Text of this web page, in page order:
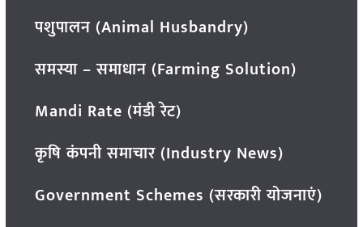
पशुपालन (Animal Husbandry)
समस्या – समाधान (Farming Solution)
Mandi Rate (मंडी रेट)
कृषि कंपनी समाचार (Industry News)
Government Schemes (सरकारी योजनाएं)